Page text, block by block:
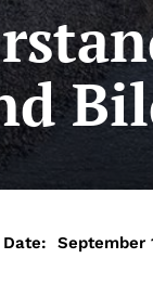
Date: September